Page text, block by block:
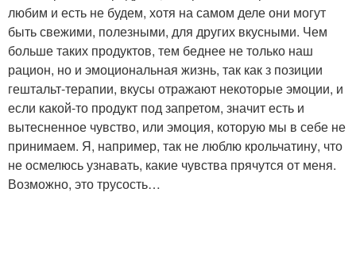
любим и есть не будем, хотя на самом деле они могут
быть свежими, полезными, для других вкусными. Чем
больше таких продуктов, тем беднее не только наш
рацион, но и эмоциональная жизнь, так как з позиции
гештальт-терапии, вкусы отражают некоторые эмоции, и
если какой-то продукт под запретом, значит есть и
вытесненное чувство, или эмоция, которую мы в себе не
принимаем. Я, например, так не люблю крольчатину, что
не осмелюсь узнавать, какие чувства прячутся от меня.
Возможно, это трусость…